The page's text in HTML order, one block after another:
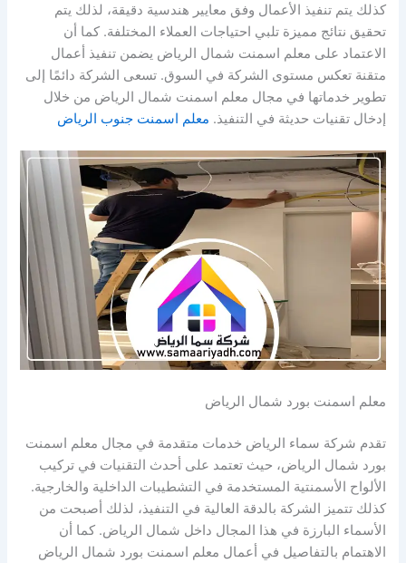
كذلك يتم تنفيذ الأعمال وفق معايير هندسية دقيقة، لذلك يتم
تحقيق نتائج مميزة تلبي احتياجات العملاء المختلفة. كما أن
الاعتماد على معلم اسمنت شمال الرياض يضمن تنفيذ أعمال
متقنة تعكس مستوى الشركة في السوق. تسعى الشركة دائمًا إلى
تطوير خدماتها في مجال معلم اسمنت شمال الرياض من خلال
إدخال تقنيات حديثة في التنفيذ. معلم اسمنت جنوب الرياض
معلم اسمنت بورد شمال الرياض
تقدم شركة سماء الرياض خدمات متقدمة في مجال معلم اسمنت
بورد شمال الرياض، حيث تعتمد على أحدث التقنيات في تركيب
الألواح الأسمنتية المستخدمة في التشطيبات الداخلية والخارجية.
كذلك تتميز الشركة بالدقة العالية في التنفيذ، لذلك أصبحت من
الأسماء البارزة في هذا المجال داخل شمال الرياض. كما أن
الاهتمام بالتفاصيل في أعمال معلم اسمنت بورد شمال الرياض